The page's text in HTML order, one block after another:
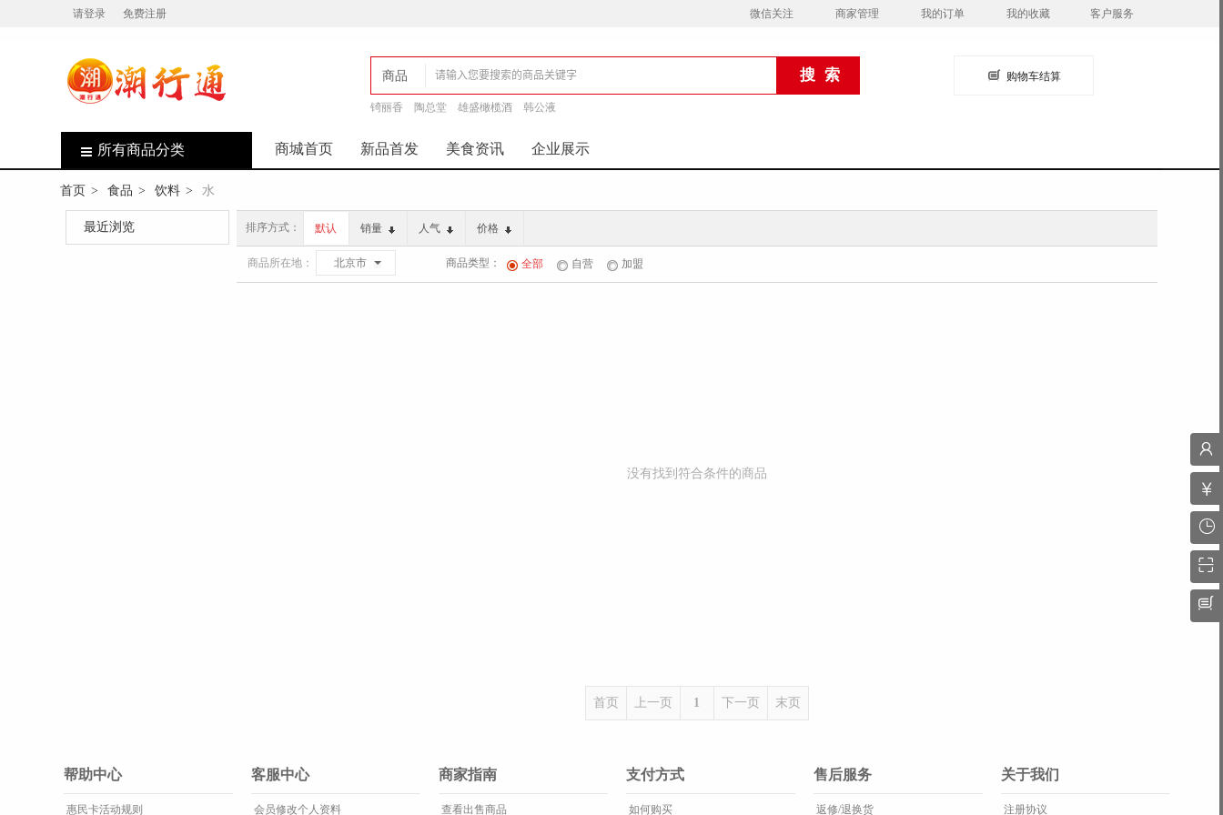
请登录 免费注册 微信关注 商家管理 我的订单 我的收藏 客户服务
商品
店铺
锜丽香 陶总堂 雄盛橄榄酒 韩公液
购物车结算
所有商品分类 商城首页 新品首发 美食资讯 企业展示
首页 > 食品 > 饮料 > 水
最近浏览 排序方式： 默认 销量 人气 价格
商品所在地： 北京市 商品类型： 全部 自营 加盟
没有找到符合条件的商品
首页 上一页 1 下一页 末页
帮助中心
惠民卡活动规则
客服中心
会员修改个人资料
商家指南
查看出售商品
支付方式
如何购买
售后服务
返修/退换货
关于我们
注册协议